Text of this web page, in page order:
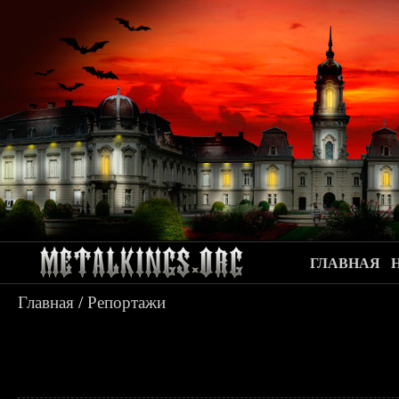
ГЛАВНАЯ
Главная /Репортажи